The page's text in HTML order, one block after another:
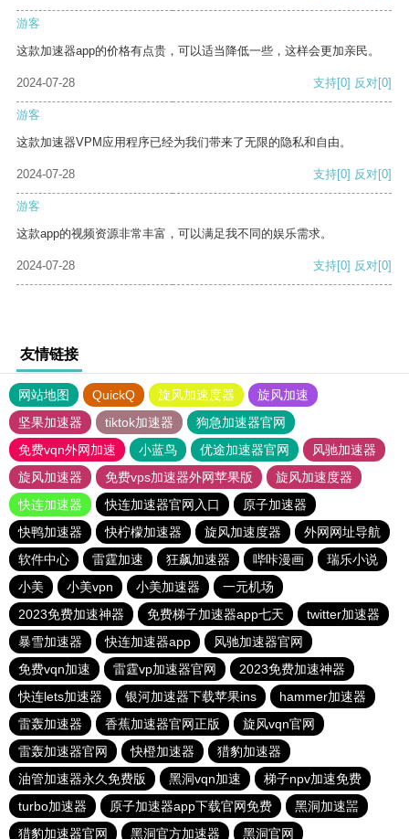
游客
这款加速器app的价格有点贵，可以适当降低一些，这样会更加亲民。
2024-07-28 支持[0] 反对[0]
游客
这款加速器VPM应用程序已经为我们带来了无限的隐私和自由。
2024-07-28 支持[0] 反对[0]
游客
这款app的视频资源非常丰富，可以满足我不同的娱乐需求。
2024-07-28 支持[0] 反对[0]
友情链接
网站地图 QuickQ 旋风加速度器
旋风加速
坚果加速器
tiktok加速器
狗急加速器官网
免费vqn外网加速
小蓝鸟 优途加速器官网
风驰加速器
旋风加速器
免费vps加速器外网苹果版
旋风加速度器
快连加速器
快连加速器官网入口
原子加速器
快鸭加速器
快柠檬加速器 旋风加速度器
外网网址导航
软件中心
雷霆加速 狂飙加速器 哔咔漫画
瑞乐小说
小美
小美vpn 小美加速器
一元机场
2023免费加速神器
免费梯子加速器app七天
twitter加速器
暴雪加速器
快连加速器app
风驰加速器官网
免费vqn加速
雷霆vp加速器官网
2023免费加速神器
快连lets加速器
银河加速器下载苹果ins
hammer加速器
雷轰加速器
香蕉加速器官网正版
旋风vqn官网
雷轰加速器官网
快橙加速器
猎豹加速器
油管加速器永久免费版
黑洞vqn加速
梯子npv加速免费
turbo加速器
原子加速器app下载官网免费
黑洞加速噐
猎豹加速器官网
黑洞官方加速器 黑洞官网